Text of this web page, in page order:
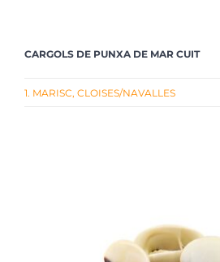
CARGOLS DE PUNXA DE MAR CUIT
1. MARISC, CLOISES/NAVALLES